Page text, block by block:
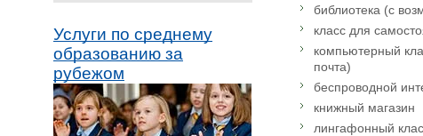
Услуги по среднему
образованию за
рубежом
библиотека (с
класс для
компьютерный
почта)
беспроводной
книжный магазин
лингафонный